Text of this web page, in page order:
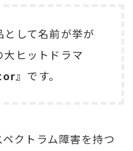
として名前が挙が
ヒットドラマ
』 です。
クトラム障害を持つ